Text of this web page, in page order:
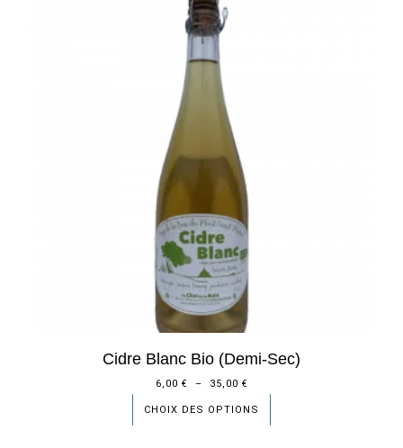
Cidre Blanc Bio (demi-Sec)
6,00 € – 35,00 €
CHOIX DES OPTIONS